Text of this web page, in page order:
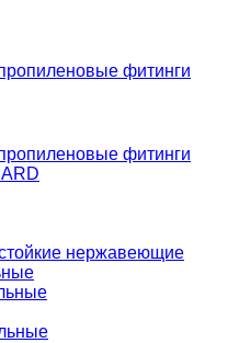
фитинги
фитинги
нержавеющие